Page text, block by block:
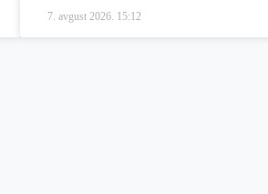
7. avgust 2026. 15:12